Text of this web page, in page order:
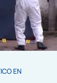
EN